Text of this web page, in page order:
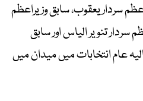
سردار یعقوب، سابق وزیراعظم
سردار تنویر الیاس اور سابق
عام انتخابات میں میدان میں